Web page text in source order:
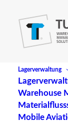
Lagerverwaltung
Warehouse
Mobile